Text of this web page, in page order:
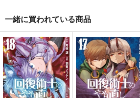
硝子の風に揺れる若枝
たち ・前篇
あおい羊のけいと
専売 660円（税込）
憂国のモリアーティ
Blooming Memories
デルタリウム
専売 1,572円（税込）
憂国のモリアーティ
シャーロック×ウィリアム
一緒に買われている商品